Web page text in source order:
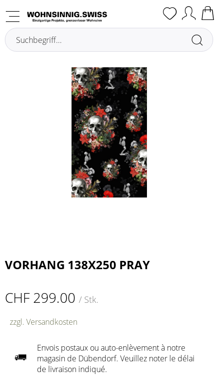
Übersicht Autres rideaux & voilages
VORHANG 138X250 PRAY
CHF 299.00 / Stk.
zzgl. Versandkosten
Envois postaux ou auto-enlèvement à notre
magasin de Dübendorf. Veuillez noter le délai
de livraison indiqué.